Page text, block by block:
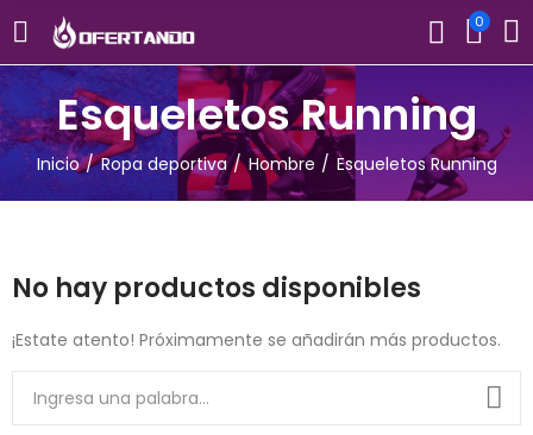
0
Esqueletos Running
Inicio Ropa deportiva Hombre Esqueletos Running
No hay productos disponibles
¡Estate atento! Próximamente se añadirán más productos.